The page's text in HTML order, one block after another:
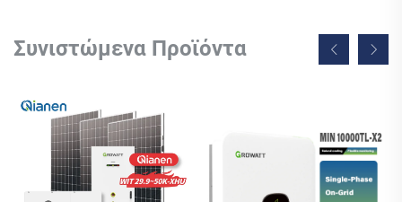
Συνιστώμενα Προϊόντα